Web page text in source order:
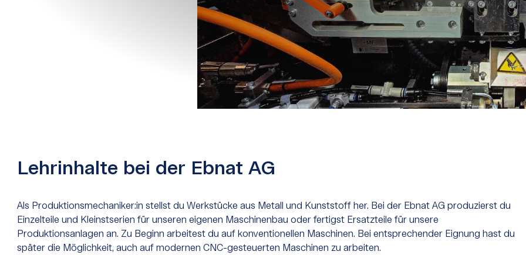
Lehrinhalte bei der Ebnat AG
Als Produktionsmechaniker:in stellst du Werkstücke aus Metall und Kunststoff her. Bei der Ebnat AG produzierst du
Einzelteile und Kleinstserien für unseren eigenen Maschinenbau oder fertigst Ersatzteile für unsere
Produktionsanlagen an. Zu Beginn arbeitest du auf konventionellen Maschinen. Bei entsprechender Eignung hast du
später die Möglichkeit, auch auf modernen CNC-gesteuerten Maschinen zu arbeiten.